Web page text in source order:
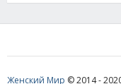
Женский Мир © 2014 -